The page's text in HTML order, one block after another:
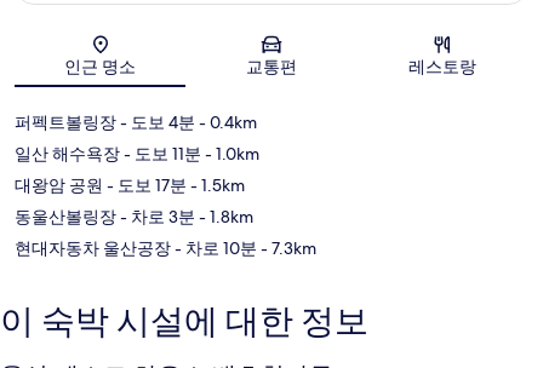
지도
인근 명소 교통편 레스토랑
퍼펙트볼링장- 도보 4분 - 0.4km
일산 해수욕장- 도보 11분 - 1.0km
대왕암 공원 - 도보 17분 - 1.5km
동울산볼링장- 차로 3분 - 1.8km
현대자동차 울산공장- 차로 10분 - 7.3km
이 숙박 시설에 대한 정보